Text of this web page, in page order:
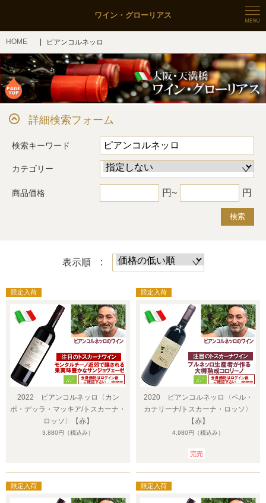
ワイン・グローリアス
HOME ピアンコルネッロ
詳細検索フォーム
検索キーワード
カテゴリー
商品価格 円~ 円
検索
表示順 :
2022 ピアンコルネッロ〈カン
ポ・デッラ・マッキア/トスカーナ・
ロッソ〉【赤】
3,880円 （税込み）
2020 ピアンコルネッロ〈ペル・
カテリーナ/トスカーナ・ロッソ〉
【赤】
4,980円 （税込み）
完売